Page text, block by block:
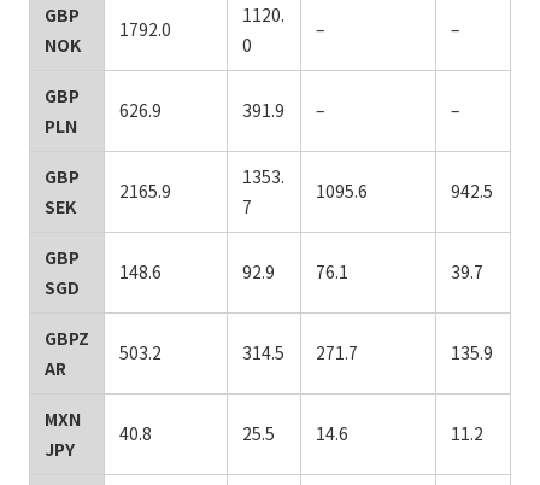
GBP
NOK
1792.0
1120.
0
– –
GBP
PLN
626.9 391.9 – –
GBP
SEK
2165.9
1353.
7
1095.6 942.5
GBP
SGD
148.6 92.9 76.1 39.7
GBPZ
AR
503.2 314.5 271.7 135.9
MXN
JPY
40.8 25.5 14.6 11.2